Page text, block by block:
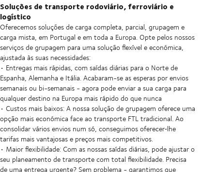
Soluções de transporte rodoviário, ferroviário e
logístico
Oferecemos soluções de carga completa, parcial, grupagem e
carga mista, em Portugal e em toda a Europa. Opte pelos nossos
serviços de grupagem para uma solução flexível e económica,
ajustada às suas necessidades:
• Entregas mais rápidas, com saídas diárias para o Norte de
Espanha, Alemanha e Itália. Acabaram-se as esperas por envios
semanais ou bi-semanais - agora pode enviar a sua carga para
qualquer destino na Europa mais rápido do que nunca
• Custos mais baixos: A nossa solução de grupagem oferece uma
opção mais económica face ao transporte FTL tradicional. Ao
consolidar vários envios num só, conseguimos oferecer‑lhe
tarifas mais vantajosas e preços mais competitivos.
• Maior flexibilidade: Com as nossas saídas diárias, pode ajustar o
seu planeamento de transporte com total flexibilidade. Precisa
de uma entrega urgente? Sem problema - garantimos que